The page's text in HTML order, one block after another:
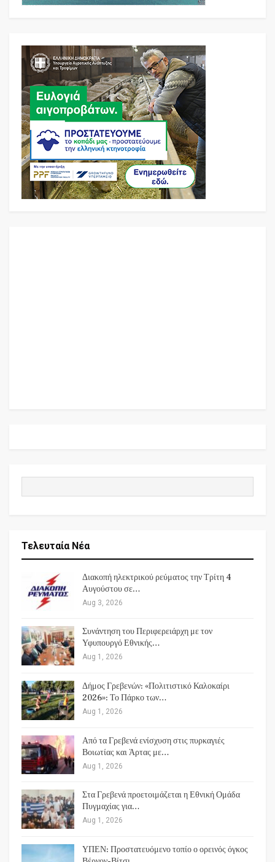
Τελευταία Νέα
Διακοπή ηλεκτρικού ρεύματος την Τρίτη 4
Αυγούστου σε…
Aug 3, 2026
Συνάντηση του Περιφερειάρχη με τον
Υφυπουργό Εθνικής…
Aug 1, 2026
Δήμος Γρεβενών: «Πολιτιστικό Καλοκαίρι
2026»: Το Πάρκο των…
Aug 1, 2026
Από τα Γρεβενά ενίσχυση στις πυρκαγιές
Βοιωτίας και Άρτας με…
Aug 1, 2026
Στα Γρεβενά προετοιμάζεται η Εθνική Ομάδα
Πυγμαχίας για…
Aug 1, 2026
ΥΠΕΝ: Προστατευόμενο τοπίο ο ορεινός όγκος